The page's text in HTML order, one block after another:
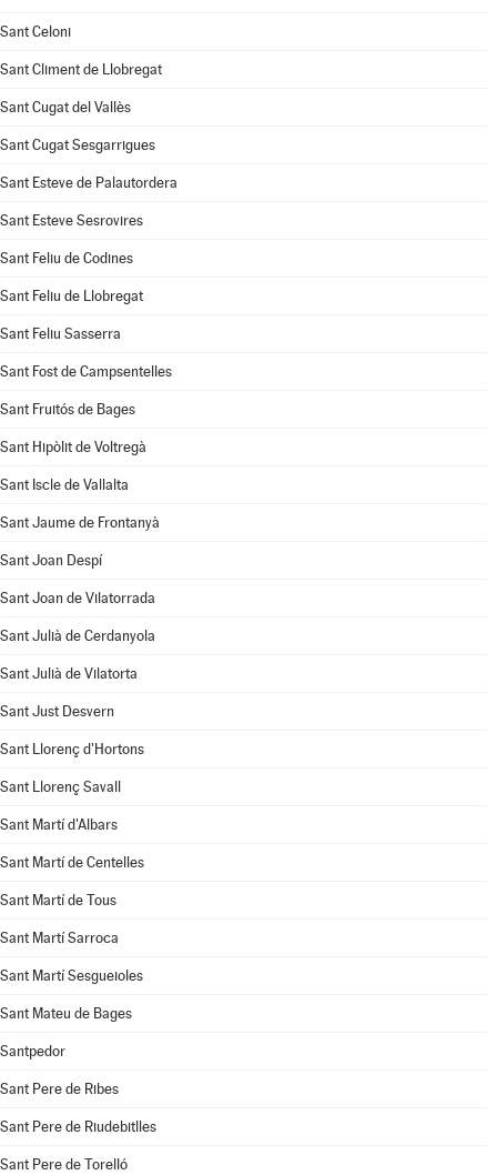
Sant Celoni
Sant Climent de Llobregat
Sant Cugat del Vallès
Sant Cugat Sesgarrigues
Sant Esteve de Palautordera
Sant Esteve Sesrovires
Sant Feliu de Codines
Sant Feliu de Llobregat
Sant Feliu Sasserra
Sant Fost de Campsentelles
Sant Fruitós de Bages
Sant Hipòlit de Voltregà
Sant Iscle de Vallalta
Sant Jaume de Frontanyà
Sant Joan Despí
Sant Joan de Vilatorrada
Sant Julià de Cerdanyola
Sant Julià de Vilatorta
Sant Just Desvern
Sant Llorenç d'Hortons
Sant Llorenç Savall
Sant Martí d'Albars
Sant Martí de Centelles
Sant Martí de Tous
Sant Martí Sarroca
Sant Martí Sesgueioles
Sant Mateu de Bages
Santpedor
Sant Pere de Ribes
Sant Pere de Riudebitlles
Sant Pere de Torelló